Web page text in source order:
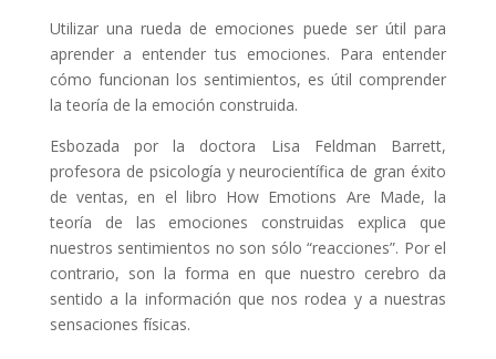
Utilizar una rueda de emociones puede ser útil para
aprender a entender tus emociones. Para entender
cómo funcionan los sentimientos, es útil comprender
la teoría de la emoción construida.
Esbozada por la doctora Lisa Feldman Barrett,
profesora de psicología y neurocientífica de gran éxito
de ventas, en el libro How Emotions Are Made, la
teoría de las emociones construidas explica que
nuestros sentimientos no son sólo “reacciones”. Por el
contrario, son la forma en que nuestro cerebro da
sentido a la información que nos rodea y a nuestras
sensaciones físicas.